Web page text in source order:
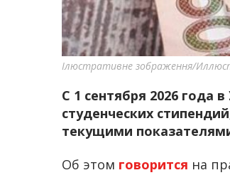
Ілюстративне зображення/
С 1 сентября 2026 года
студенческих
текущими
Об этом говорится на